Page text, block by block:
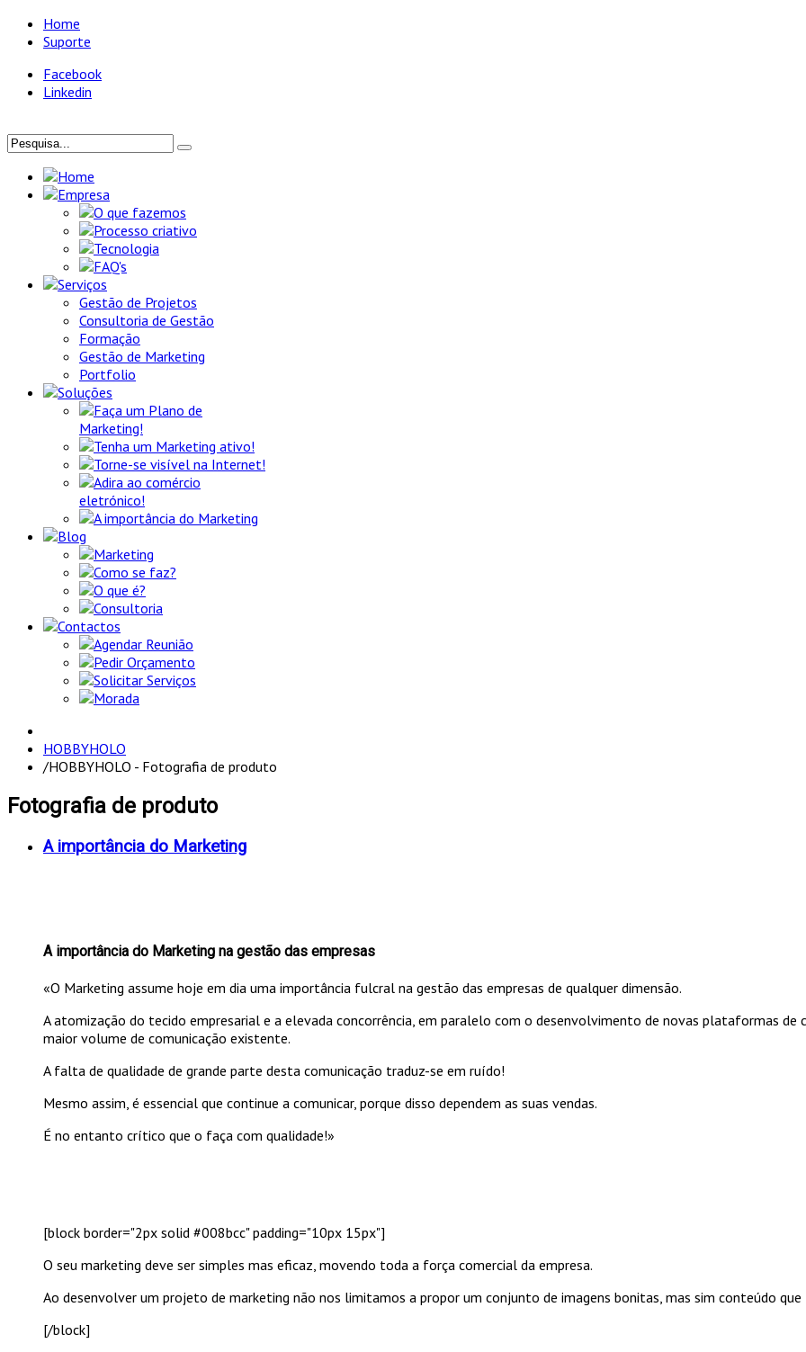
Home
Suporte
Facebook
Linkedin
Home
Empresa
O que fazemos
Processo criativo
Tecnologia
FAQ's
Serviços
Gestão de Projetos
Consultoria de Gestão
Formação
Gestão de Marketing
Portfolio
Soluções
Faça um Plano de
Marketing!
Tenha um Marketing ativo!
Torne-se visível na Internet!
Adira ao comércio
eletrónico!
A importância do Marketing
Blog
Marketing
Como se faz?
O que é?
Consultoria
Contactos
Agendar Reunião
Pedir Orçamento
Solicitar Serviços
Morada
HOBBYHOLO
/HOBBYHOLO - Fotografia de produto
Fotografia de produto
A importância do Marketing
A importância do Marketing na gestão das empresas
«O Marketing assume hoje em dia uma importância fulcral na gestão das empresas de qualquer dimensão.
A atomização do tecido empresarial e a elevada concorrência, em paralelo com o desenvolvimento de novas plataformas de
maior volume de comunicação existente.
A falta de qualidade de grande parte desta comunicação traduz-se em ruído!
Mesmo assim, é essencial que continue a comunicar, porque disso dependem as suas vendas.
É no entanto crítico que o faça com qualidade!»
[block border="2px solid #008bcc" padding="10px 15px"]
O seu marketing deve ser simples mas eficaz, movendo toda a força comercial da empresa.
Ao desenvolver um projeto de marketing não nos limitamos a propor um conjunto de imagens bonitas, mas sim conteúdo
[/block]